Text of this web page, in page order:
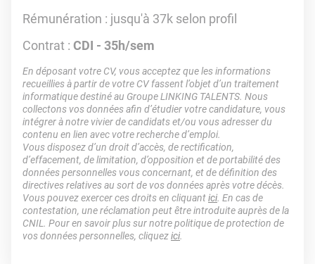
Rémunération : jusqu'à 37k selon profil
Contrat : CDI - 35h/sem
En déposant votre CV, vous acceptez que les informations
recueillies à partir de votre CV fassent l’objet d’un traitement
informatique destiné au Groupe LINKING TALENTS. Nous
collectons vos données afin d’étudier votre candidature, vous
intégrer à notre vivier de candidats et/ou vous adresser du
contenu en lien avec votre recherche d’emploi.
Vous disposez d’un droit d’accès, de rectification,
d’effacement, de limitation, d’opposition et de portabilité des
données personnelles vous concernant, et de définition des
directives relatives au sort de vos données après votre décès.
Vous pouvez exercer ces droits en cliquantici. En cas de
contestation, une réclamation peut être introduite auprès de la
CNIL. Pour en savoir plus sur notre politique de protection de
vos données personnelles, cliquezici.